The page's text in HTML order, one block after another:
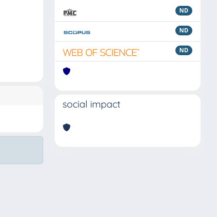
ND
ND
ND
social impact